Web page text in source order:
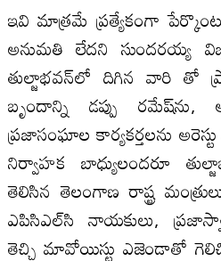
ఇవి మాత్రమే ప్రత్యేకంగా
అనుమతి లేదని సుందరయ్య
తుల్జాభవన్‌లో దిగిన వారి తో
బృందాన్ని డప్పు
ప్రజాసంఘాల కార్యకర్తలను
నిర్వాహక బాధ్యులందరూ
తెలిసిన తెలంగాణ రాష్ట్ర
ఎపిసిఎల్‌సి నాయకులు,
తెచ్చి మావోయిస్టు ఎజెండాతో